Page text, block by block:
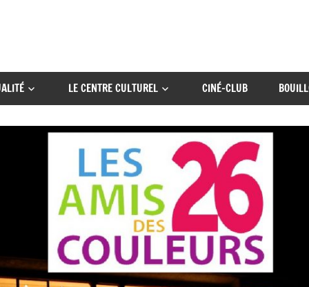
LE CENTRE CULTUREL CINÉ-CLUB